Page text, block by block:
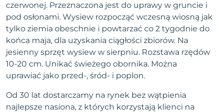
czerwonej. Przeznaczona jest do uprawy w gruncie i
pod osłonami. Wysiew rozpocząć wczesną wiosną jak
tylko ziemia obeschnie i powtarzać co 2 tygodnie do
końca maja, dla uzyskania ciągłości zbiorów. Na
jesienny sprzęt wysiew w sierpniu. Rozstawa rzędów
10-20 cm. Unikać świeżego obornika. Można
uprawiać jako przed-, śród- i poplon.
Od 30 lat dostarczamy na rynek bez wątpienia
najlepsze nasiona, z których korzystają klienci na